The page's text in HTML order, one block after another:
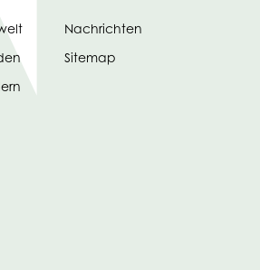
in
new
Nachrichten
Sitemap